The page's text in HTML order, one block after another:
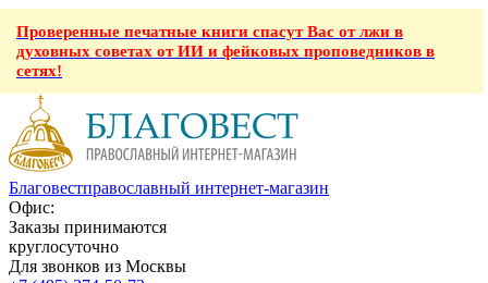
Проверенные печатные книги спасут Вас от лжи в
духовных советах от ИИ и фейковых проповедников в
сетях!
Благовестправославный интернет-магазин
Офис:
Заказы принимаются
круглосуточно
Для звонков из Москвы